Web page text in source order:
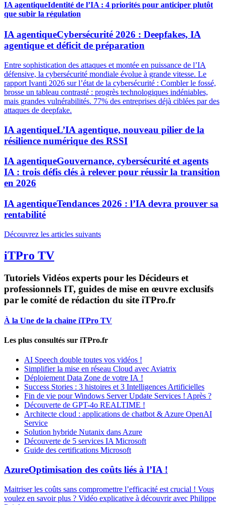
IA agentiqueIdentité de l’IA : 4 priorités pour anticiper plutôt
que subir la régulation
IA agentiqueCybersécurité 2026 : Deepfakes, IA
agentique et déficit de préparation
Entre sophistication des attaques et montée en puissance de l’IA
défensive, la cybersécurité mondiale évolue à grande vitesse. Le
rapport Ivanti 2026 sur l’état de la cybersécurité : Combler le fossé,
brosse un tableau contrasté : progrès technologiques indéniables,
mais grandes vulnérabilités. 77% des entreprises déjà ciblées par des
attaques de deepfake.
IA agentiqueL’IA agentique, nouveau pilier de la
résilience numérique des RSSI
IA agentiqueGouvernance, cybersécurité et agents
IA : trois défis clés à relever pour réussir la transition
en 2026
IA agentiqueTendances 2026 : l’IA devra prouver sa
rentabilité
Découvrez les articles suivants
iTPro TV
Tutoriels Vidéos experts pour les Décideurs et
professionnels IT, guides de mise en œuvre exclusifs
par le comité de rédaction du site iTPro.fr
À la Une de la chaine iTPro TV
Les plus consultés sur iTPro.fr
AI Speech double toutes vos vidéos !
Simplifier la mise en réseau Cloud avec Aviatrix
Déploiement Data Zone de votre IA !
Success Stories : 3 histoires et 3 Intelligences Artificielles
Fin de vie pour Windows Server Update Services ! Après ?
Découverte de GPT-4o REALTIME !
Architecte cloud : applications de chatbot & Azure OpenAI
Service
Solution hybride Nutanix dans Azure
Découverte de 5 services IA Microsoft
Guide des certifications Microsoft
AzureOptimisation des coûts liés à l’IA !
Maitriser les coûts sans compromettre l’efficacité est crucial ! Vous
voulez en savoir plus ? Vidéo explicative à découvrir avec Philippe